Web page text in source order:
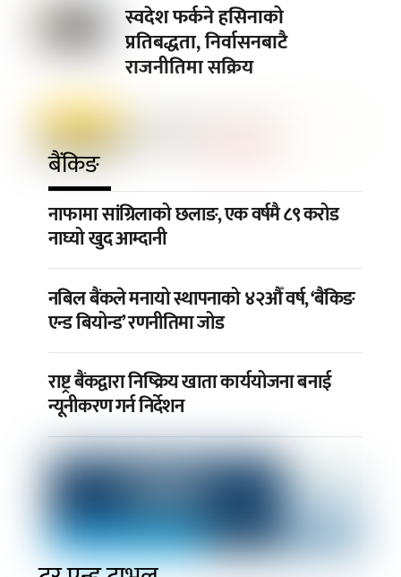
स्वदेश फर्कने हसिनाको
प्रतिबद्धता, निर्वासनबाटै
राजनीतिमा सक्रिय
बैंकिङ
नाफामा सांग्रिलाको छलाङ, एक वर्षमै ८९ करोड
नाघ्यो खुद आम्दानी
नबिल बैंकले मनायो स्थापनाको ४२औँ वर्ष, ‘बैंकिङ
एन्ड बियोन्ड’ रणनीतिमा जोड
राष्ट्र बैंकद्वारा निष्क्रिय खाता कार्ययोजना बनाई
न्यूनीकरण गर्न निर्देशन